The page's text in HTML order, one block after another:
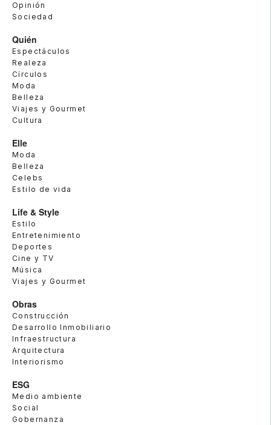
Opinión
Sociedad
Quién
Espectáculos
Realeza
Círculos
Moda
Belleza
Viajes y Gourmet
Cultura
Elle
Moda
Belleza
Celebs
Estilo de vida
Life & Style
Estilo
Entretenimiento
Deportes
Cine y TV
Música
Viajes y Gourmet
Obras
Construcción
Desarrollo Inmobiliario
Infraestructura
Arquitectura
Interiorismo
ESG
Medio ambiente
Social
Gobernanza